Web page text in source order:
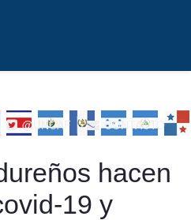
@UNCAF CONTACTO
hacen
19 y